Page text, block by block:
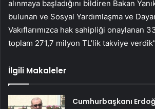
alınmaya başladığını bildiren Bakan
bulunan ve Sosyal Yardımlaşma ve
Vakıflarımızca hak sahipliği onaylanan
toplam 271,7 milyon TL’lik takviye
İlgili Makaleler
Cumhurbaşkanı